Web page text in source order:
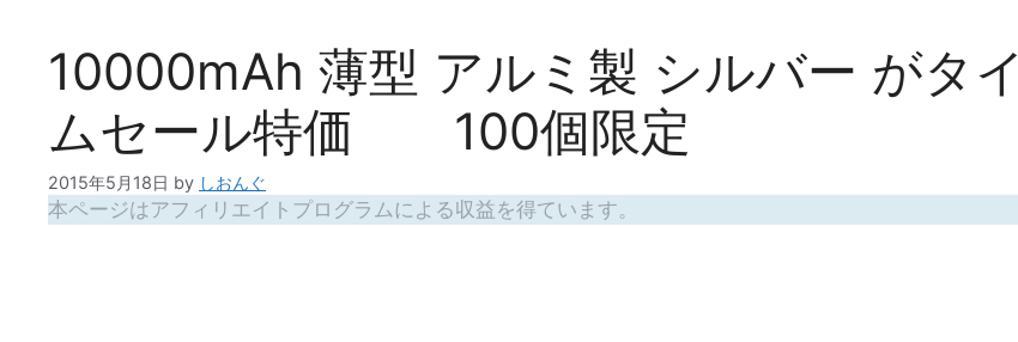
10000mAh 薄型 アルミ製 シルバー がタイ
ムセール特価 100個限定
2015年5月18日 by しおんぐ
本ページはアフィリエイトプログラムによる収益を得ています。